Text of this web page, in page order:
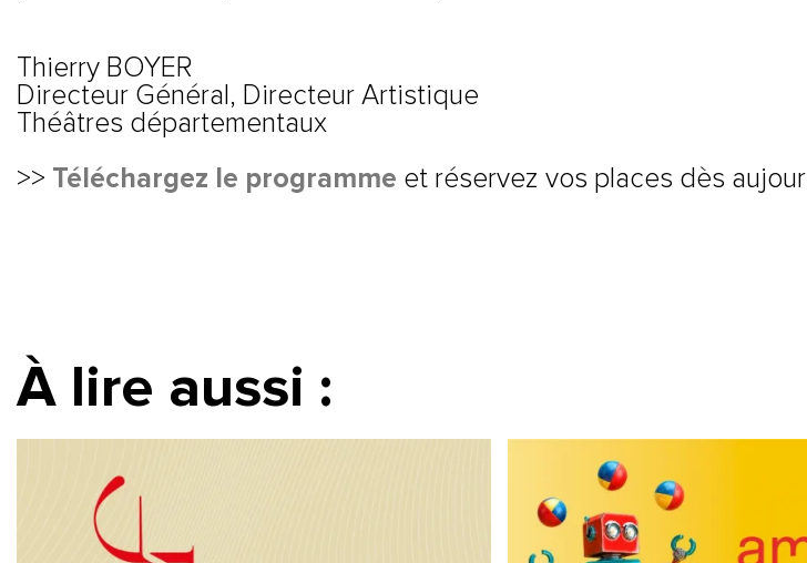
Thierry BOYER
Directeur Général, Directeur Artistique
Théâtres départementaux
>> Téléchargez le programme et réservez vos places dès
À lire aussi :